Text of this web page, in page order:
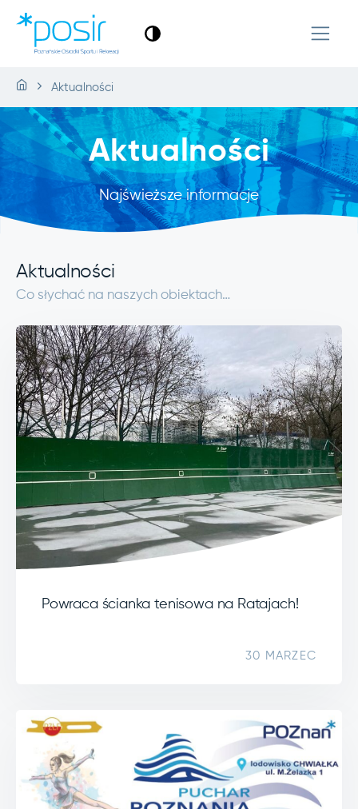
Aktualności
Aktualności
Najświeższe informacje
Aktualności
Co słychać na naszych obiektach…
Powraca ścianka tenisowa na Ratajach!
30 MARZEC